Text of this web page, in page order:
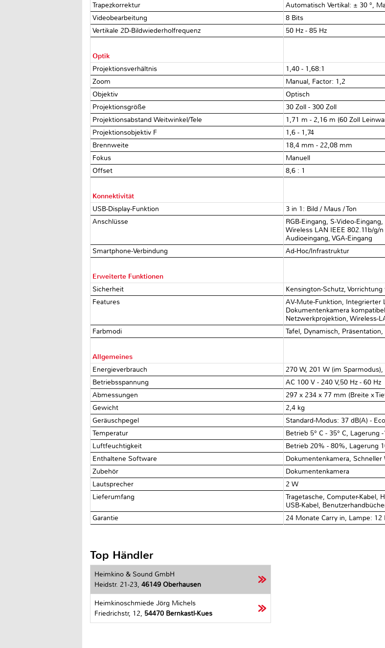
Trapezkorrektur
Automatisch Vertikal: ± 30 °,
Videobearbeitung
8 Bits
Vertikale 2D-Bildwiederholfrequenz
50 Hz - 85 Hz
Optik
Projektionsverhältnis
1,40 - 1,68:1
Zoom
Manual, Factor: 1,2
Objektiv
Optisch
Projektionsgröße
30 Zoll - 300 Zoll
Projektionsabstand Weitwinkel/Tele
1,71 m - 2,16 m (60 Zoll
Projektionsobjektiv F
1,6 - 1,74
Brennweite
18,4 mm - 22,08 mm
Fokus
Manuell
Offset
8,6 : 1
Konnektivität
USB-Display-Funktion
3 in 1: Bild / Maus / Ton
Anschlüsse
RGB-Eingang, S-Video-
Wireless LAN IEEE 802.11b/g/n
Audioeingang, VGA-Eingang
Smartphone-Verbindung
Ad-Hoc/Infrastruktur
Erweiterte Funktionen
Sicherheit
Kensington-Schutz,
Features
AV-Mute-Funktion, Integrierter
Dokumentenkamera
Netzwerkprojektion, Wireless-
Farbmodi
Tafel, Dynamisch,
Allgemeines
Energieverbrauch
270 W, 201 W (im
Betriebsspannung
AC 100 V - 240 V,50 Hz - 60 Hz
Abmessungen
297‎ x 234 x 77 mm (Breite x
Gewicht
2,4 kg
Geräuschpegel
Standard-Modus: 37 dB(A) -
Temperatur
Betrieb 5° C - 35° C, Lagerung -
Luftfeuchtigkeit
Betrieb 20% - 80%, Lagerung
Enthaltene Software
Dokumentenkamera, Schneller
Zubehör
Dokumentenkamera
Lautsprecher
2 W
Lieferumfang
Tragetasche, Computer-Kabel,
USB-Kabel,
Garantie
24 Monate Carry in, Lampe: 12
Top Händler
Heimkino & Sound GmbH
Heidstr. 21-23, 46149 Oberhausen
Heimkinoschmiede Jörg Michels
Friedrichstr, 12, 54470 Bernkastl-Kues